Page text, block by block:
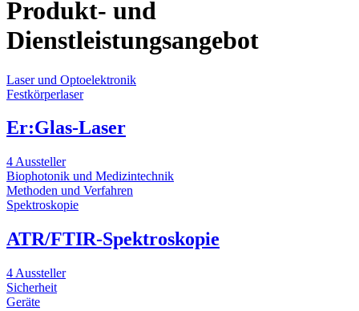
Produkt- und
Dienstleistungsangebot
Laser und Optoelektronik
Festkörperlaser
Er:Glas-Laser
4 Aussteller
Biophotonik und Medizintechnik
Methoden und Verfahren
Spektroskopie
ATR/FTIR-Spektroskopie
4 Aussteller
Sicherheit
Geräte